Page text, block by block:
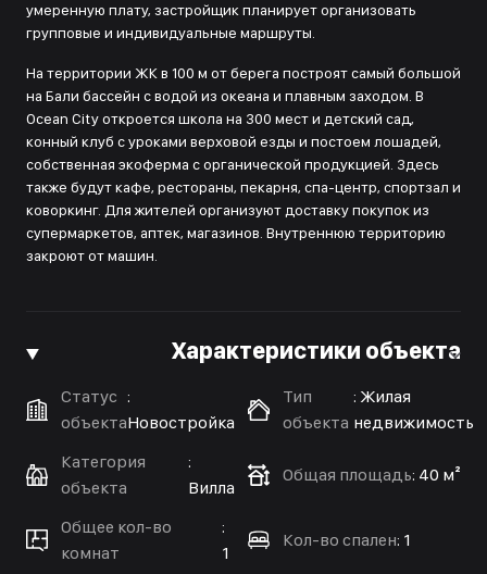
умеренную плату, застройщик планирует организовать
групповые и индивидуальные маршруты.
На территории ЖК в 100 м от берега построят самый большой
на Бали бассейн с водой из океана и плавным заходом. В
Ocean City откроется школа на 300 мест и детский сад,
конный клуб с уроками верховой езды и постоем лошадей,
собственная экоферма с органической продукцией. Здесь
также будут кафе, рестораны, пекарня, спа-центр, спортзал и
коворкинг. Для жителей организуют доставку покупок из
супермаркетов, аптек, магазинов. Внутреннюю территорию
закроют от машин.
Характеристики объекта
Статус
объекта
:
Новостройка
Тип
объекта
: Жилая
недвижимость
Категория
объекта
:
Вилла
Общая площадь: 40 м²
Общее кол-во
комнат
:
1
Кол-во спален: 1